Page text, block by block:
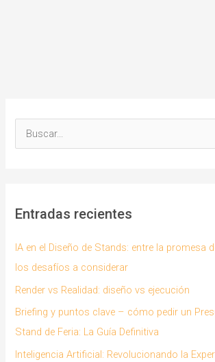
u
a
p
o
r
:
Entradas recientes
IA en el Diseño de Stands: entre la promesa
los desafíos a considerar
Render vs Realidad: diseño vs ejecución
Briefing y puntos clave – cómo pedir un
Stand de Feria: La Guía Definitiva
Inteligencia Artificial: Revolucionando la